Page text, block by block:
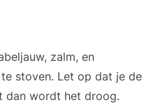
zalm, en
stoven. Let op dat je de
dan wordt het droog.